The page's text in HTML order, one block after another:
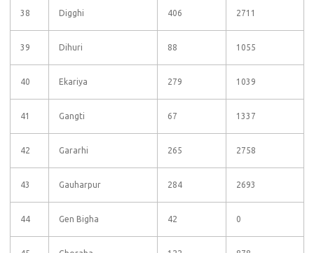
38 Digghi 406 2711
39 Dihuri 88 1055
40 Ekariya 279 1039
41 Gangti 67 1337
42 Gararhi 265 2758
43 Gauharpur 284 2693
44 Gen Bigha 42 0